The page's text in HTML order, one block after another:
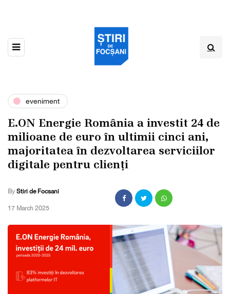
eveniment
E.ON Energie România a investit 24 de
milioane de euro în ultimii cinci ani,
majoritatea în dezvoltarea serviciilor
digitale pentru clienți
By Stiri de Focsani
,17 March 2025